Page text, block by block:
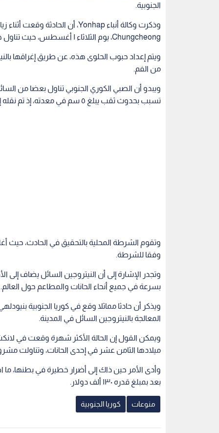
الجنوبية.
Chungcheong، يوم الثلاثاء ١ أغسطس، حيث تناول حلوى اسمها "Dragon’s Breath".
ويتم إعداد حبوب الحلوى هذه، عن طريق إغراقها
من الفم.
ويبدو أن الصبي الكوري الجنوبي تناول بعضا من
تسبب بحدوث ثقب يبلغ ٥ سم في معدته، إذ تم نقله إلى المستشفى العام بالمدينة، حيث خضع لعملية جراحية.
وتقوم الشرطة المحلية بالتحقيق في الحادث، حيث
وفقا للشرطة.
وتجدر الإشارة إلى أن النيتروجين السائل يضاف إلى
بسرعة في جميع أنحاء الحانات والمطاعم حول العالم.
ويذكر أن حادثا مماثلا وقع في كوريا الجنوبية
المعالجة بالنيتروجين السائل في المدينة.
ميلادها الثامن عشر في إحدى الحانات، وتناولت
وأدى الأمر حين ذاك إلى أضرار خطيرة في بطنها، ما
بعد بمبلغ قدره ١٣٠ ألف دولار.
منوعات كوريا الجنوبية